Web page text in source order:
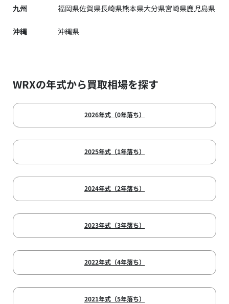
九州 福岡県佐賀県長崎県熊本県大分県宮崎県鹿児島県
沖縄 沖縄県
WRXの年式から買取相場を探す
2026年式（0年落ち）
2025年式（1年落ち）
2024年式（2年落ち）
2023年式（3年落ち）
2022年式（4年落ち）
2021年式（5年落ち）